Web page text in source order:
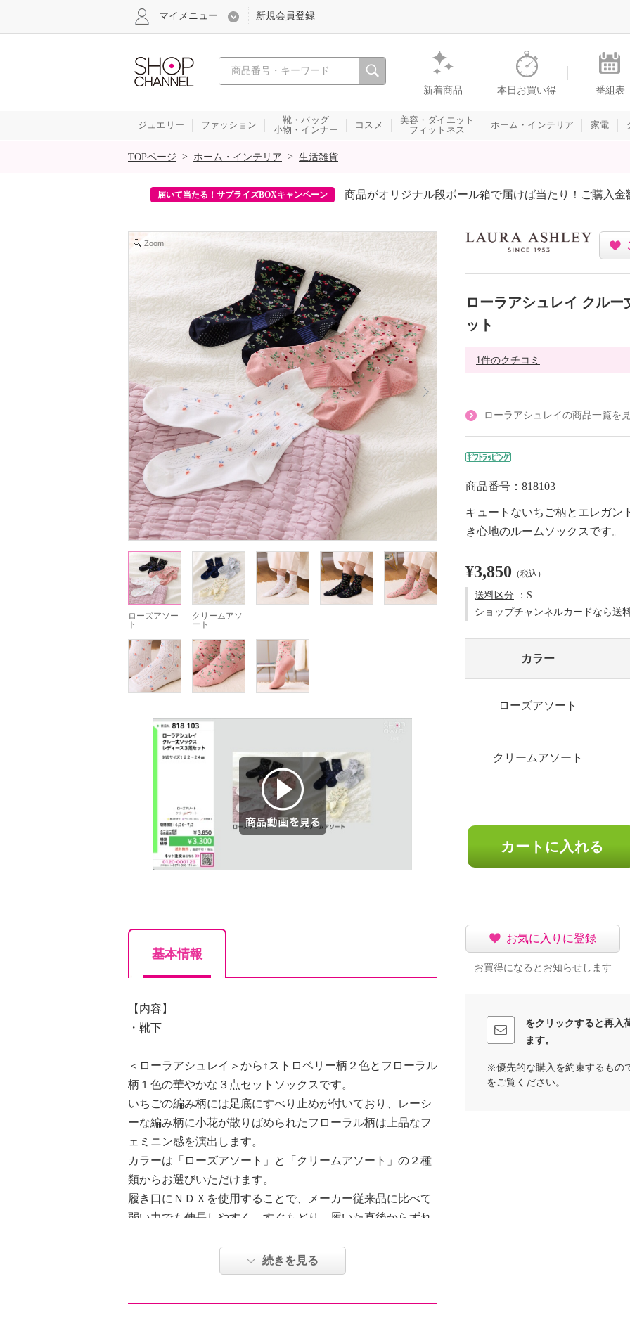
心おどる、瞬間を。通販・テレビショッピングのショップチャンネル
新着商品 本日お買い得 番組表
マイメニュー 新規会員登録
ジュエリー ファッション
靴・バッグ
小物・インナー
コスメ
美容・ダイエット
フィットネス
ホーム・インテリア 家電
SALE
TOPページ > ホーム・インテリア > 生活雑貨
届いて当たる！サプライズBOXキャンペーン 商品がオリジナル段ボール箱で届けば当たり！ご購入
Zoom
ローズアソー
ト
クリームアソ
ート
基本情報
【内容】
・靴下
＜ローラアシュレイ＞から↑ストロベリー柄２色とフローラル
柄１色の華やかな３点セットソックスです。
いちごの編み柄には足底にすべり止めが付いており、レーシ
ーな編み柄に小花が散りばめられたフローラル柄は上品なフ
ェミニン感を演出します。
カラーは「ローズアソート」と「クリームアソート」の２種
類からお選びいただけます。
履き口にＮＤＸを使用することで、メーカー従来品に比べて
弱い力でも伸長しやすく、すぐもどり、履いた直後からずれ
３色セットで届くので、家族で分け合ったり、プレゼントに
続きを見る
ローラアシュレイ クル
ット
1件のクチコミ
ローラアシュレイの商品一覧を
商品番号：818103
キュートないちご柄とエレガン
き心地のルームソックスです。
¥3,850 （税込）
送料区分 ：S
ショップチャンネルカードなら送
カラー
ローズアソート
クリームアソート
カートに入れる
お気に入りに登録
お買得になるとお知らせします
をクリックすると再入
ます。
※優先的な購入を約束するもの
をご覧ください。